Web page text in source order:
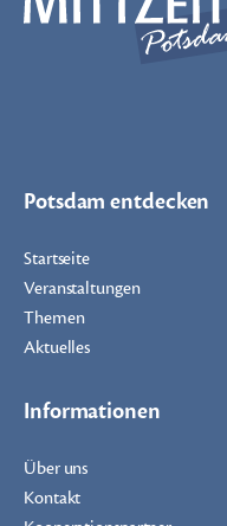
Potsdam entdecken
Startseite
Veranstaltungen
Themen
Aktuelles
Informationen
Über uns
Kontakt